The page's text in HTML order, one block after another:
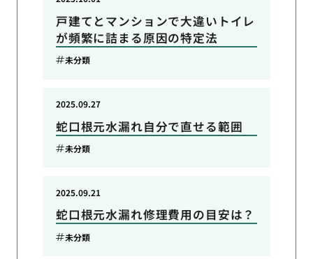
戸建てとマンションで大違いトイレ
が頻繁に詰まる原因の特定法
未分類
蛇口根元水漏れ自分で直せる範囲
2025.09.27
未分類
蛇口根元水漏れ修理費用の目安は？
2025.09.21
未分類